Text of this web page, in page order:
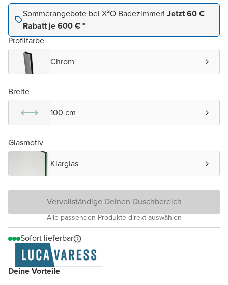
Deine Vorteile
Sommerangebote bei X²O Badezimmer! Jetzt 60 €
Rabatt je 600 € *
Profilfarbe
Chrom
Breite
100 cm
Glasmotiv
Klarglas
Vervollständige Deinen Duschbereich
Alle passenden Produkte direkt auswählen
Sofort lieferbar